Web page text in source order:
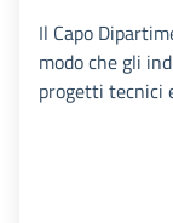
Il Capo
modo che gli
progetti tecnici